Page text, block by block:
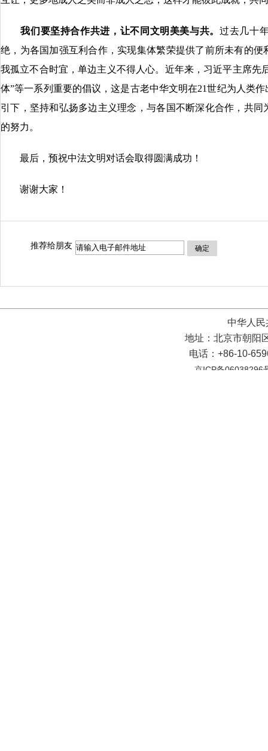
我们要坚持合作共进，让不同文明美美与共。过去几十
绝，为各国加强互利合作，实现集体繁荣提供了前所未有的
我孤立不合时宜，单边主义不得人心。近年来，习近平主席先
体”等一系列重要的倡议，这是古老中华文明在21世纪为人类
引下，坚持和弘扬多边主义理念，与各国不断深化合作，共
的努力。
最后，预祝中法文明对话会取得圆满成功！
谢谢大家！
推荐给朋友 确定
中华人
地址：北京市朝阳
电话：+86-10-
京ICP备06038296